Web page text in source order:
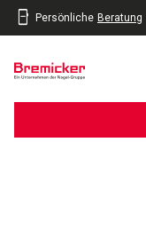
Persönliche Beratung